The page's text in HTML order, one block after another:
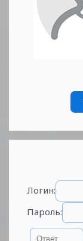
Логин:
Пароль: